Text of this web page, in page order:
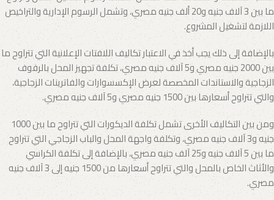
ما بين 3 آلاف جنيه و20 ألف جنيه مصري، وتشمل الرسوم الإدارية والتراخيص
اللازمة لتشغيل المشروع.
بالإضافة إلى ذلك يجب أخذ في الاعتبار تكاليف اللافتات الإعلانية التي تتراوح ما
بين 2000 جنيه مصري و5 آلاف جنيه مصري، تكلفة تجهيز المحل بالرفوف
الزجاجية والاستاندات المخصصة لعرض الإكسسوارات والفاترينات الزجاجية،
والتي تتراوح أسعارها بين 1500 جنيه مصري و5 آلاف جنيه مصري.
ومن بين التكاليف الأخرى تشمل تكلفة الديكورات التي تتراوح ما بين 1000
جنيه و3 آلاف جنيه مصري، وتكلفة واجهة المحل والباب الزجاجي التي تتراوح
ما بين 5 آلاف جنيه و25 آلف جنيه مصري، بالإضافة إلى تكلفة الكراسي
والأثاث الخاص بالمحل والتي تتراوح أسعارها من 1500 جنيه إلى 3 آلاف جنيه
مصري.